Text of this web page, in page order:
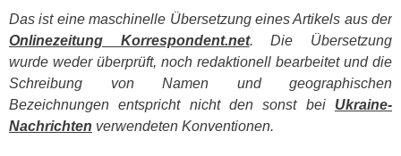
Das ist eine maschinelle Übersetzung eines Artikels aus der
Onlinezeitung Korrespondent.net. Die Übersetzung
wurde weder überprüft, noch redaktionell bearbeitet und die
Schreibung von Namen und geographischen
Bezeichnungen entspricht nicht den sonst bei Ukraine-
Nachrichten verwendeten Konventionen.